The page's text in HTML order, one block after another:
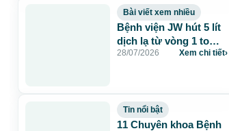
Bài viết xem nhiều
Bệnh viện JW hút 5 lít
dịch lạ từ vòng 1 to
115cm do tiêm mỡ
28/07/2026 Xem chi tiết›
Tin nổi bật
11 Chuyên khoa Bệnh